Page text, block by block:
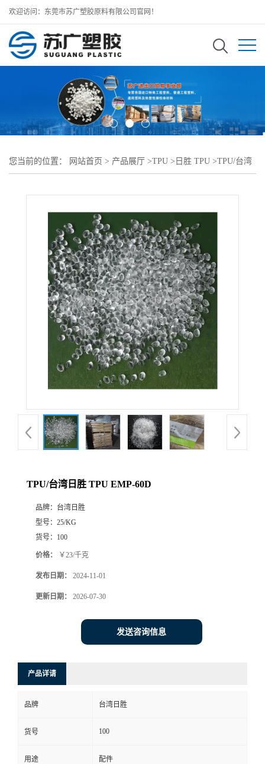
欢迎访问：东莞市苏广塑胶原料有限公司官网！
您当前的位置： 网站首页 > 产品展厅 >TPU > 日胜 TPU >TPU/台湾
TPU/台湾日胜 TPU EMP-60D
品牌： 台湾日胜
型号： 25/KG
货号： 100
价格： ￥23/千克
发布日期： 2024-11-01
更新日期： 2026-07-30
发送咨询信息
产品详请
品牌 台湾日胜
货号 100
用途 配件